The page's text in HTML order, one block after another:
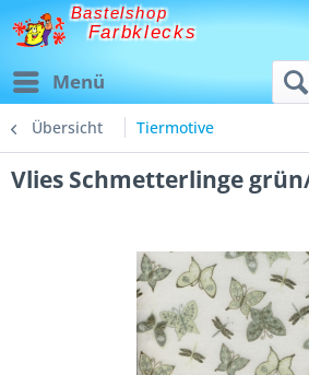
Bastelshop
Farbklecks
Menü
Übersicht Tiermotive
Vlies Schmetterlinge